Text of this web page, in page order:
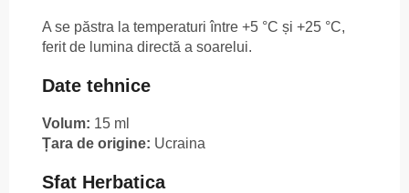
A se păstra la temperaturi între +5 °C și +25 °C,
ferit de lumina directă a soarelui.
Date tehnice
Volum: 15 ml
Țara de origine: Ucraina
Sfat Herbatica